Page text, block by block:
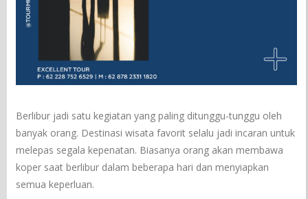
Berlibur jadi satu kegiatan yang paling ditunggu-tunggu oleh
banyak orang. Destinasi wisata favorit selalu jadi incaran untuk
melepas segala kepenatan. Biasanya orang akan membawa
koper saat berlibur dalam beberapa hari dan menyiapkan
semua keperluan.